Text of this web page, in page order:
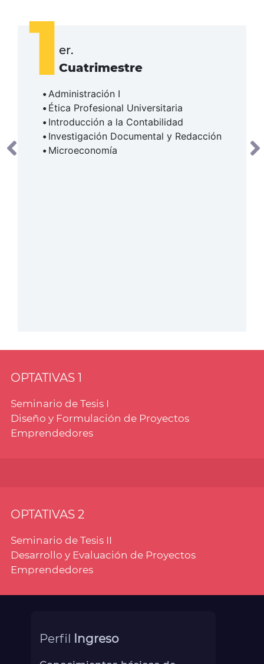
1er.
Cuatrimestre
Administración I
Ética Profesional Universitaria
Introducción a la Contabilidad
Investigación Documental y Redacción
Microeconomía
OPTATIVAS 1
Seminario de Tesis I
Diseño y Formulación de Proyectos
Emprendedores
OPTATIVAS 2
Seminario de Tesis II
Desarrollo y Evaluación de Proyectos
Emprendedores
Perfil Ingreso